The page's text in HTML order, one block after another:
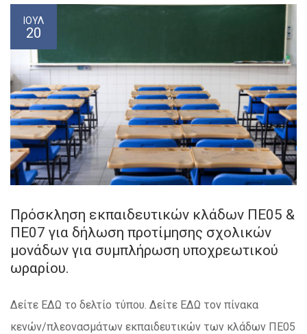
ΙΟΎΛ
20
Πρόσκληση εκπαιδευτικών κλάδων ΠΕ05 &
ΠΕ07 για δήλωση προτίμησης σχολικών
μονάδων για συμπλήρωση υποχρεωτικού
ωραρίου.
Δείτε ΕΔΩ το δελτίο τύπου. Δείτε ΕΔΩ τον πίνακα
κενών/πλεονασμάτων εκπαιδευτικών των κλάδων ΠΕ05